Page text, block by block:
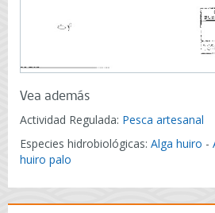
Vea además
Actividad Regulada: Pesca artesanal
Especies hidrobiológicas: Alga huiro -
huiro palo